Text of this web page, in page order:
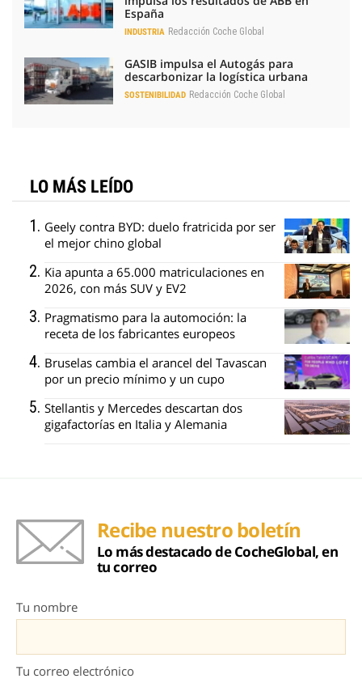
España
INDUSTRIA Redacción Coche Global
GASIB impulsa el Autogás para
descarbonizar la logística urbana
SOSTENIBILIDAD Redacción Coche Global
LO MÁS LEÍDO
Geely contra BYD: duelo fratricida por ser
el mejor chino global
Kia apunta a 65.000 matriculaciones en
2026, con más SUV y EV2
Pragmatismo para la automoción: la
receta de los fabricantes europeos
Bruselas cambia el arancel del Tavascan
por un precio mínimo y un cupo
Stellantis y Mercedes descartan dos
gigafactorías en Italia y Alemania
Recibe nuestro boletín
Lo más destacado de CocheGlobal, en
tu correo
Tu nombre
Tu correo electrónico